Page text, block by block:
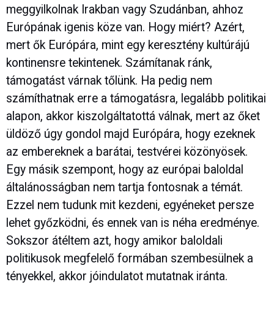
meggyilkolnak Irakban vagy Szudánban, ahhoz
Európának igenis köze van. Hogy miért? Azért,
mert ők Európára, mint egy keresztény kultúrájú
kontinensre tekintenek. Számítanak ránk,
támogatást várnak tőlünk. Ha pedig nem
számíthatnak erre a támogatásra, legalább politikai
alapon, akkor kiszolgáltatottá válnak, mert az őket
üldöző úgy gondol majd Európára, hogy ezeknek
az embereknek a barátai, testvérei közönyösek.
Egy másik szempont, hogy az európai baloldal
általánosságban nem tartja fontosnak a témát.
Ezzel nem tudunk mit kezdeni, egyéneket persze
lehet győzködni, és ennek van is néha eredménye.
Sokszor átéltem azt, hogy amikor baloldali
politikusok megfelelő formában szembesülnek a
tényekkel, akkor jóindulatot mutatnak iránta.